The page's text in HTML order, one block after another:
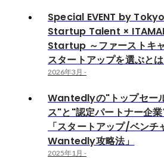
Special EVENT by Tokyo
Startup Talent ×
Startup ～ファーストキ
スタートアップを選ぶとは
2026年3月 -
Wantedlyの"トップセー
ス"と"認定パートナー企
「スタートアップ/ベンチ
Wantedly攻略法」
2025年1月 -